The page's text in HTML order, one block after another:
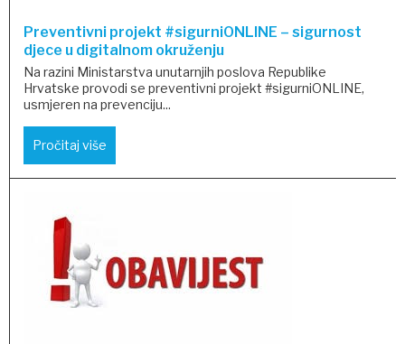
Preventivni projekt #sigurniONLINE – sigurnost
djece u digitalnom okruženju
Na razini Ministarstva unutarnjih poslova Republike
Hrvatske provodi se preventivni projekt #sigurniONLINE,
usmjeren na prevenciju...
Pročitaj više